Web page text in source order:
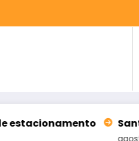
Santander